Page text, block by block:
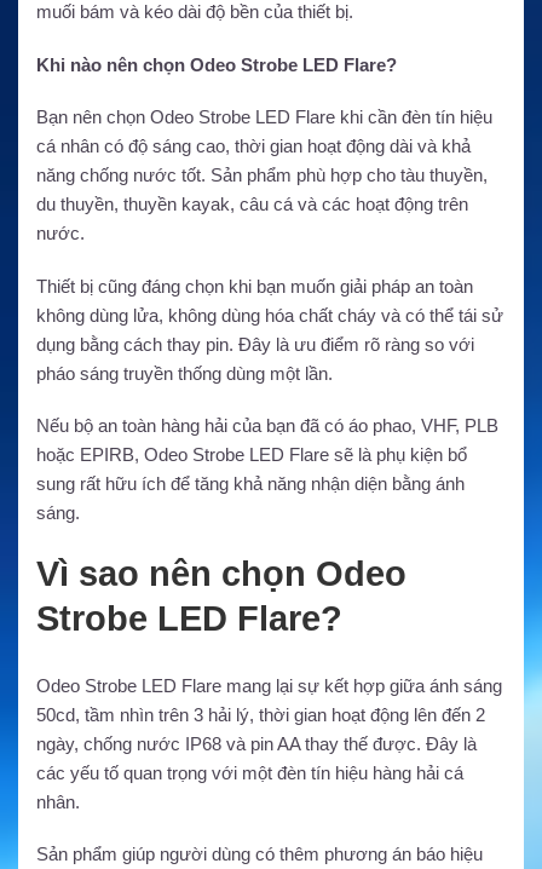
muối bám và kéo dài độ bền của thiết bị.
Khi nào nên chọn Odeo Strobe LED Flare?
Bạn nên chọn Odeo Strobe LED Flare khi cần đèn tín hiệu
cá nhân có độ sáng cao, thời gian hoạt động dài và khả
năng chống nước tốt. Sản phẩm phù hợp cho tàu thuyền,
du thuyền, thuyền kayak, câu cá và các hoạt động trên
nước.
Thiết bị cũng đáng chọn khi bạn muốn giải pháp an toàn
không dùng lửa, không dùng hóa chất cháy và có thể tái sử
dụng bằng cách thay pin. Đây là ưu điểm rõ ràng so với
pháo sáng truyền thống dùng một lần.
Nếu bộ an toàn hàng hải của bạn đã có áo phao, VHF, PLB
hoặc EPIRB, Odeo Strobe LED Flare sẽ là phụ kiện bổ
sung rất hữu ích để tăng khả năng nhận diện bằng ánh
sáng.
Vì sao nên chọn Odeo
Strobe LED Flare?
Odeo Strobe LED Flare mang lại sự kết hợp giữa ánh sáng
50cd, tầm nhìn trên 3 hải lý, thời gian hoạt động lên đến 2
ngày, chống nước IP68 và pin AA thay thế được. Đây là
các yếu tố quan trọng với một đèn tín hiệu hàng hải cá
nhân.
Sản phẩm giúp người dùng có thêm phương án báo hiệu